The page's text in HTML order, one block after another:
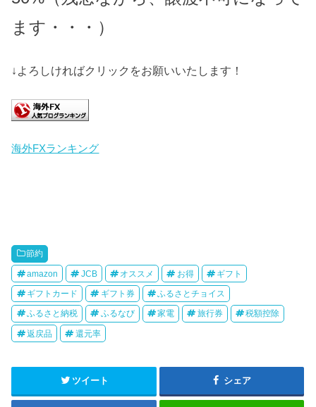
ます・・・）
↓よろしければクリックをお願いいたします！
海外FXランキング
節約
amazon JCB オススメ お得 ギフト
ギフトカード ギフト券 ふるさとチョイス
ふるさと納税 ふるなび 家電 旅行券 税額控除
返戻品 還元率
ツイート シェア